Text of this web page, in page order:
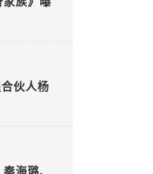
伙人杨
海璐、